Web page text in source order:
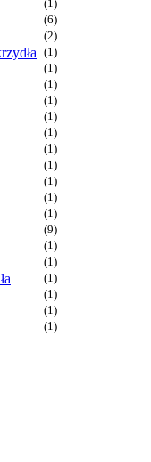
(1)
(6)
(2)
(1)
(1)
(1)
(1)
(1)
(1)
(1)
(1)
(1)
(1)
(1)
(9)
(1)
(1)
(1)
(1)
(1)
(1)